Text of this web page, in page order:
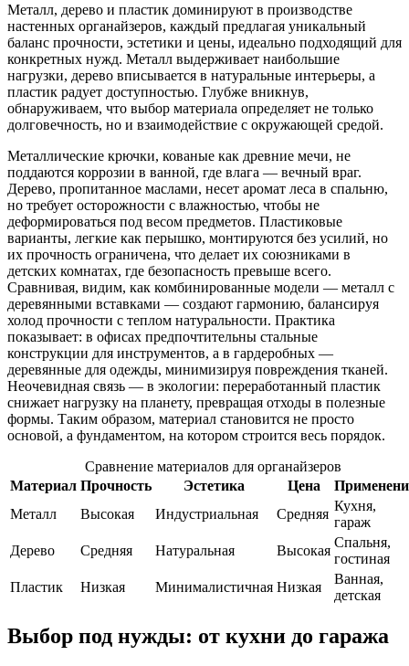
Металл, дерево и пластик доминируют в производстве
настенных органайзеров, каждый предлагая уникальный
баланс прочности, эстетики и цены, идеально подходящий для
конкретных нужд. Металл выдерживает наибольшие
нагрузки, дерево вписывается в натуральные интерьеры, а
пластик радует доступностью. Глубже вникнув,
обнаруживаем, что выбор материала определяет не только
долговечность, но и взаимодействие с окружающей средой.
Металлические крючки, кованые как древние мечи, не
поддаются коррозии в ванной, где влага — вечный враг.
Дерево, пропитанное маслами, несет аромат леса в спальню,
но требует осторожности с влажностью, чтобы не
деформироваться под весом предметов. Пластиковые
варианты, легкие как перышко, монтируются без усилий, но
их прочность ограничена, что делает их союзниками в
детских комнатах, где безопасность превыше всего.
Сравнивая, видим, как комбинированные модели — металл с
деревянными вставками — создают гармонию, балансируя
холод прочности с теплом натуральности. Практика
показывает: в офисах предпочтительны стальные
конструкции для инструментов, а в гардеробных —
деревянные для одежды, минимизируя повреждения тканей.
Неочевидная связь — в экологии: переработанный пластик
снижает нагрузку на планету, превращая отходы в полезные
формы. Таким образом, материал становится не просто
основой, а фундаментом, на котором строится весь порядок.
Сравнение материалов для органайзеров
Материал Прочность Эстетика Цена
Металл
Высокая Индустриальная Средняя
Кухня,
гараж
Дерево
Средняя Натуральная Высокая
Спальня,
гостиная
Пластик
Низкая Минималистичная Низкая
Ванная,
детская
Выбор под нужды: от кухни до гаража